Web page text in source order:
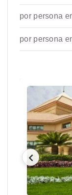
por persona
por persona